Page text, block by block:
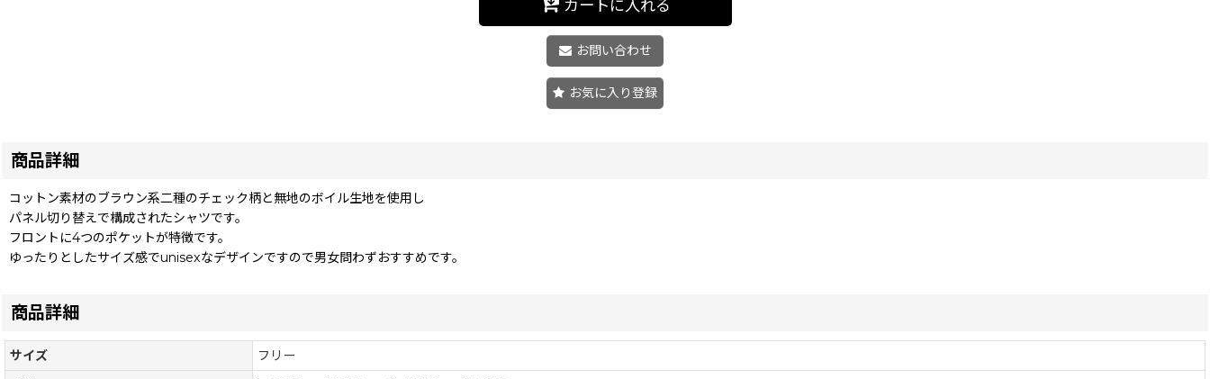
カートに入れる
お問い合わせ
お気に入り登録
商品詳細
コットン素材のブラウン系二種のチェック柄と無地のボイル生地を使用し
パネル切り替えで構成されたシャツです。
フロントに4つのポケットが特徴です。
ゆったりとしたサイズ感でunisexなデザインですので男女問わずおすすめです。
商品詳細
サイズ
フリー